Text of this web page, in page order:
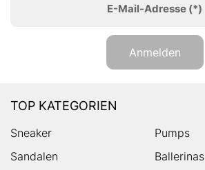
E-Mail-Adresse (*)
Anmelden
TOP KATEGORIEN
Sneaker
Pumps
Sandalen
Ballerinas